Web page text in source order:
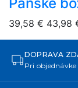
39,58 € 43,98
DOPRAVA
Pri